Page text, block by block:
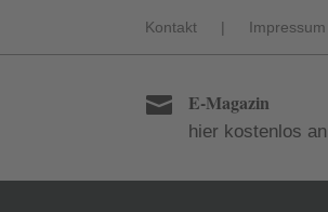
Kontakt | Impressum
 E-Magazin
hier kostenlos